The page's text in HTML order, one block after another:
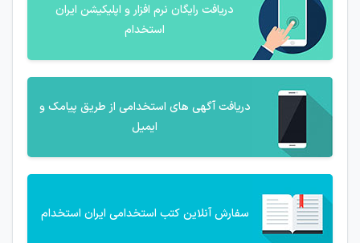
دریافت رایگان نرم افزار و اپلیکیشن ایران
استخدام
دریافت آگهی های استخدامی از طریق پیامک و
ایمیل
سفارش آنلاین کتب استخدامی ایران استخدام